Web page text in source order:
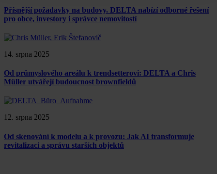
Přísnější požadavky na budovy. DELTA nabízí odborné řešení
pro obce, investory i správce nemovitostí
14. srpna 2025
Od průmyslového areálu k trendsetterovi: DELTA a Chris
Müller utvářejí budoucnost brownfieldů
12. srpna 2025
Od skenování k modelu a k provozu: Jak AI transformuje
revitalizaci a správu starších objektů